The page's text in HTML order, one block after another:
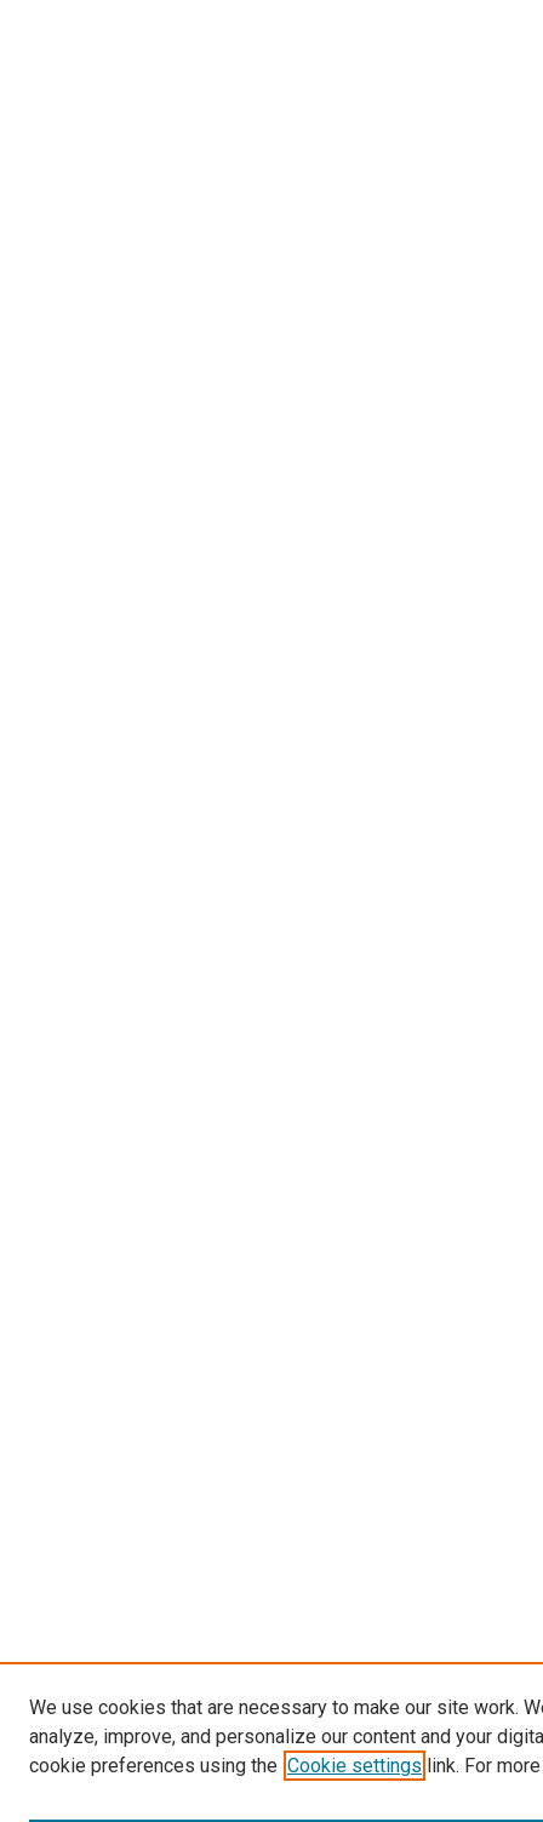
We use cookies that are necessary to make our site work.
analyze, improve, and personalize our content and your
cookie preferences using the Cookie settings link. For